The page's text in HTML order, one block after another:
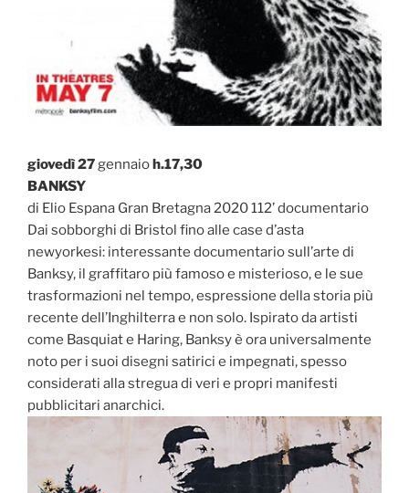
giovedì 27gennaioh.17,30
BANKSY
di Elio Espana Gran Bretagna 2020 112’ documentario
Dai sobborghi di Bristol fino alle case d’asta
newyorkesi: interessante documentario sull’arte di
Banksy, il graffitaro più famoso e misterioso, e le sue
trasformazioni nel tempo, espressione della storia più
recente dell’Inghilterra e non solo. Ispirato da artisti
come Basquiat e Haring, Banksy è ora universalmente
noto per i suoi disegni satirici e impegnati, spesso
considerati alla stregua di veri e propri manifesti
pubblicitari anarchici.